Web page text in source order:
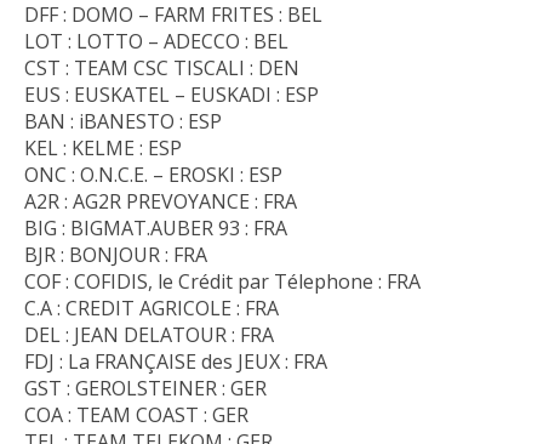
DFF : DOMO – FARM FRITES : BEL
LOT : LOTTO – ADECCO : BEL
CST : TEAM CSC TISCALI : DEN
EUS : EUSKATEL – EUSKADI : ESP
BAN : iBANESTO : ESP
KEL : KELME : ESP
ONC : O.N.C.E. – EROSKI : ESP
A2R : AG2R PREVOYANCE : FRA
BIG : BIGMAT.AUBER 93 : FRA
BJR : BONJOUR : FRA
COF : COFIDIS, le Crédit par Télephone : FRA
C.A : CREDIT AGRICOLE : FRA
DEL : JEAN DELATOUR : FRA
FDJ : La FRANÇAISE des JEUX : FRA
GST : GEROLSTEINER : GER
COA : TEAM COAST : GER